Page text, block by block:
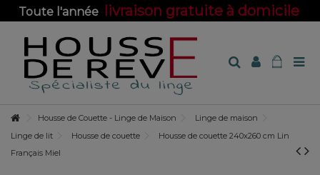
Toute l'année livraison gratuite à domicile
Housse de Couette - Linge de Maison
Linge de maison
Linge de lit
Housse de couette
Housse de couette 240x260 cm Lin
Français Miel